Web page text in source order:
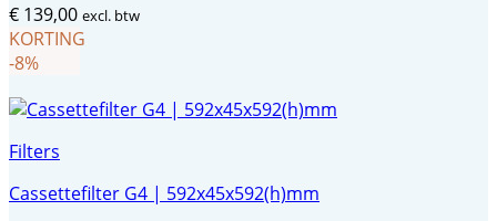
€ 139,00 excl. btw
KORTING
-8%
Filters
Cassettefilter G4 | 592x45x592(h)mm